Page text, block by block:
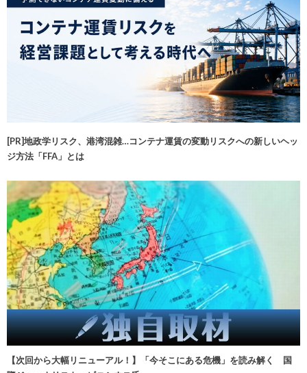
[PR]地政学リスク、港湾混雑…コンテナ運賃の変動リスクへの新しいヘッ
ジ方法「FFA」とは
【次回から大幅リニューアル！】「今そこにある危機」を読み解く 国